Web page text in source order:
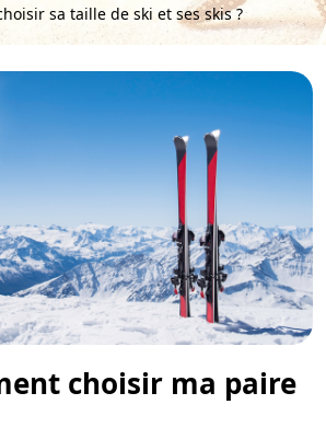
sa taille de ski et ses skis ?
choisir ma paire